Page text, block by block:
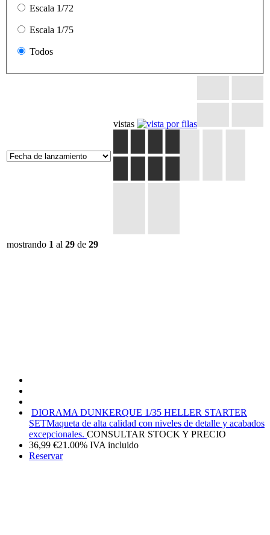
Escala 1/72
Escala 1/75
Todos
vistas
mostrando 1 al 29 de 29
DIORAMA DUNKERQUE 1/35 HELLER STARTER
SETMaqueta de alta calidad con niveles de detalle y acabados
excepcionales. CONSULTAR STOCK Y PRECIO
36,99 €21.00% IVA incluido
Reservar